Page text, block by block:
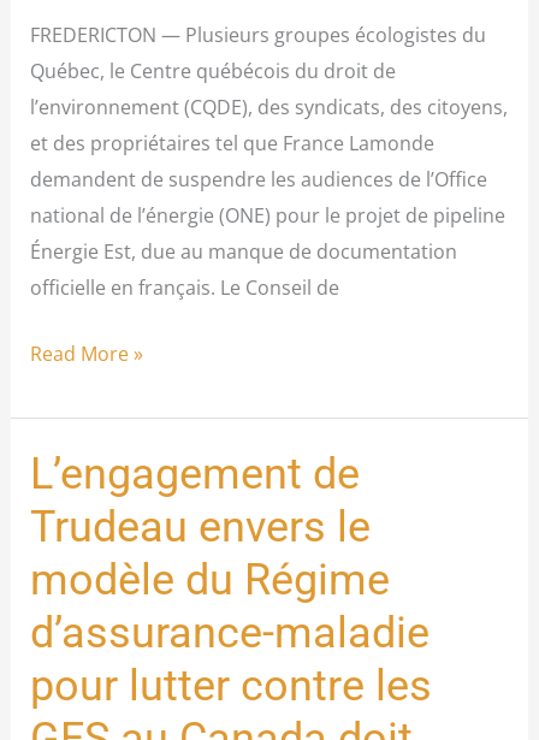
FREDERICTON — Plusieurs groupes écologistes du
Québec, le Centre québécois du droit de
l’environnement (CQDE), des syndicats, des citoyens,
et des propriétaires tel que France Lamonde
demandent de suspendre les audiences de l’Office
national de l’énergie (ONE) pour le projet de pipeline
Énergie Est, due au manque de documentation
officielle en français. Le Conseil de
Énergie
Est,
en
français
Read More »
L’engagement de
Trudeau envers le
modèle du Régime
d’assurance-maladie
pour lutter contre les
L’engagement
Trudeau
envers
modèle
du
Régime